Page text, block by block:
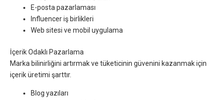
E-posta pazarlaması
Influencer iş birlikleri
Web sitesi ve mobil uygulama
İçerik Odaklı Pazarlama
Marka bilinirliğini artırmak ve tüketicinin güvenini kazanmak için
içerik üretimi şarttır.
Blog yazıları